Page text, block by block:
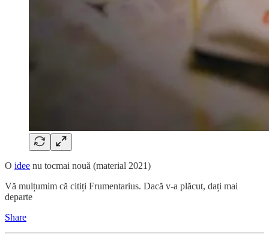
O idee nu tocmai nouă (material 2021)
Vă mulțumim că citiți Frumentarius. Dacă v-a plăcut, dați mai
departe
Share